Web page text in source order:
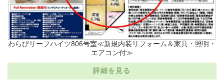
わらびリーフハイツ806号室≪新規内装リフォーム＆家具・照明・
エアコン付≫
詳細を見る